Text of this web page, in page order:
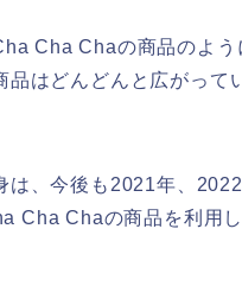
Cha Chaの商品のよう
品はどんどんと広がって
は、今後も2021年、
Cha Chaの商品を利用